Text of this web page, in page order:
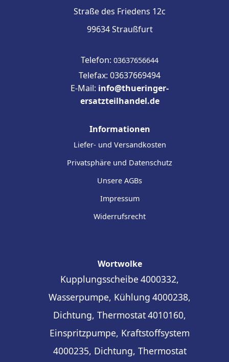
Straße des Friedens 12c
99634 Straußfurt
Telefon: 03637656644
Telefax: 03637669494
E-Mail: info@thueringer-
ersatzteilhandel.de
Informationen
Liefer- und Versandkosten
Privatsphäre und Datenschutz
Unsere AGBs
Impressum
Widerrufsrecht
Wortwolke
Kupplungsscheibe 4000332,
Wasserpumpe, Kühlung 4000238,
Dichtung, Thermostat4010160,
Einspritzpumpe, Kraftstoffsystem
4000235, Dichtung, Thermostat